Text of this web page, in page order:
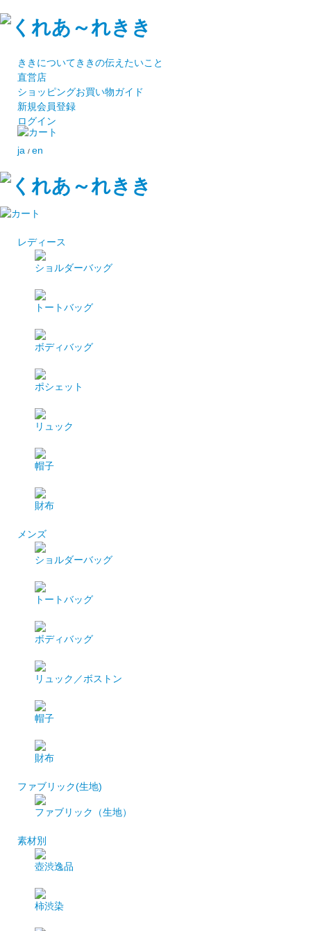
ききについてききの伝えたいこと
直営店
ショッピングお買い物ガイド
新規会員登録
ログイン
ja / en
レディース
ショルダーバッグ
トートバッグ
ボディバッグ
ポシェット
リュック
帽子
財布
メンズ
ショルダーバッグ
トートバッグ
ボディバッグ
リュック／ボストン
帽子
財布
ファブリック(生地)
ファブリック（生地）
素材別
壺渋逸品
柿渋染